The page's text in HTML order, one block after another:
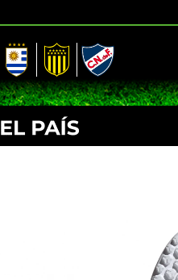
AUF Peñarol Nacional